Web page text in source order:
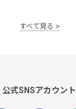
すべて見る
公式SNSアカウント